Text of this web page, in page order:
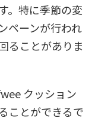
。特に季節の変
ペーンが行われ
ることがありま
クッション
ことができるで